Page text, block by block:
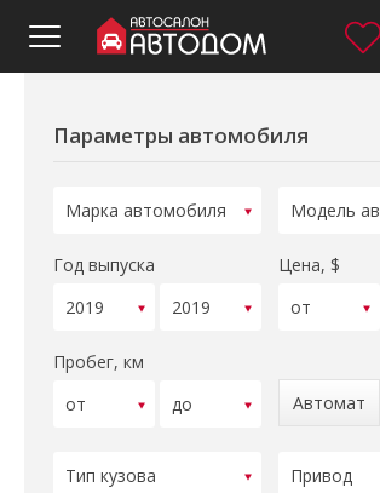
Параметры автомобиля
Год выпуска Цена, $
Пробег, км
Автомат